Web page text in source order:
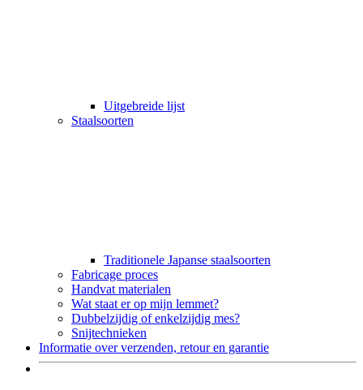
Uitgebreide lijst
Staalsoorten
Traditionele Japanse staalsoorten
Fabricage proces
Handvat materialen
Wat staat er op mijn lemmet?
Dubbelzijdig of enkelzijdig mes?
Snijtechnieken
Informatie over verzenden, retour en garantie